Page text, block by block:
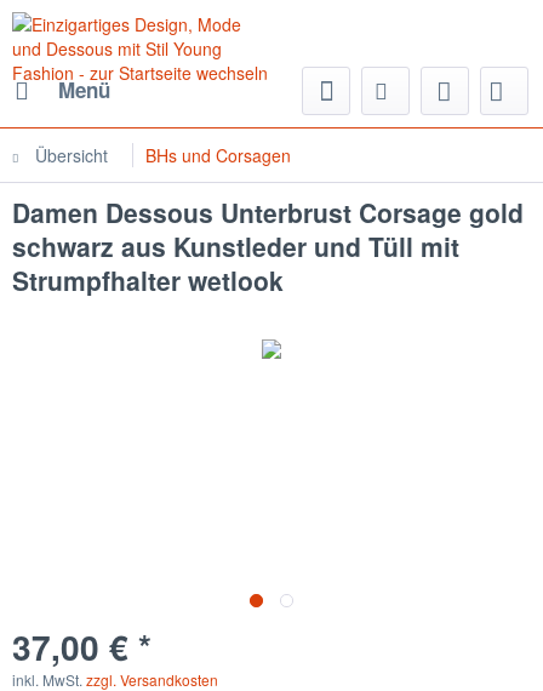
Menü
Übersicht BHs und Corsagen
Damen Dessous Unterbrust Corsage gold
schwarz aus Kunstleder und Tüll mit
Strumpfhalter wetlook
37,00 € *
inkl. MwSt. zzgl. Versandkosten